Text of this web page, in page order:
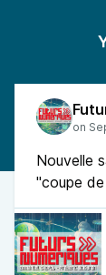
Nouvelle
"coupe